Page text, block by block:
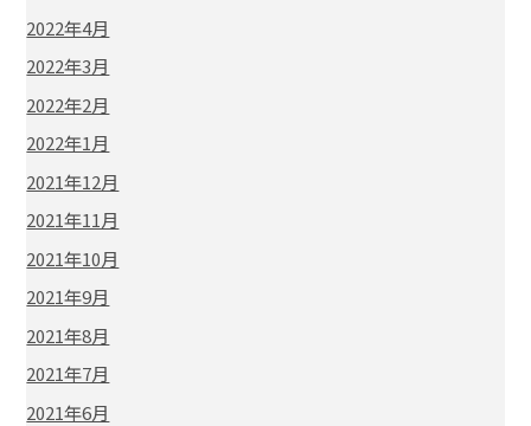
2022年4月
2022年3月
2022年2月
2022年1月
2021年12月
2021年11月
2021年10月
2021年9月
2021年8月
2021年7月
2021年6月